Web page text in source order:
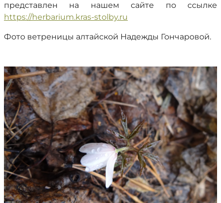
представлен на нашем сайте по ссылке
https://herbarium.kras-stolby.ru
Фото ветреницы алтайской Надежды Гончаровой.